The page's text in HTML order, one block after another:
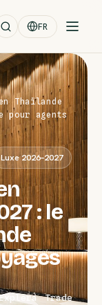
FR
Thaïlande
pour agents
Luxe 2026–2027
: le
Trade